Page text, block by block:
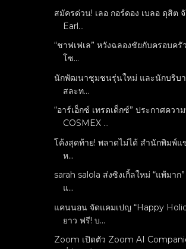
สมัครด่วน! เลอ กอร์ดอง เบลอ ดุสิต
Earl...
“ชาฟเฟเล” หวังฉลองชัยกับครอบค
โซ...
นักพัฒนาชุมชนรุ่นใหม่ และนักบริบา
สละท...
“อาร์เอ็กซ์ เทรดเด็กซ์” ประกาศควา
COSMEX ...
โค้งสุดท้าย! พลาดไม่ได้ สำนักพิมพ์แ
ห...
sarah salola ส่งซิงเกิ้ลใหม่ “แพ้มาก
แ...
แคนนอน จัดแคมเปญ “Happy
ยาว ฟรี! บ...
Zoom เปิดตัว Zoom AI